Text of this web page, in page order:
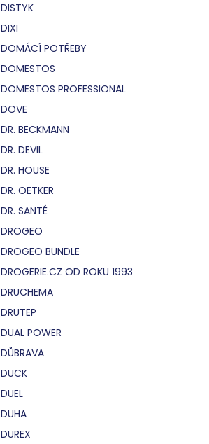
DISTYK
DIXI
DOMÁCÍ POTŘEBY
DOMESTOS
DOMESTOS PROFESSIONAL
DOVE
DR. BECKMANN
DR. DEVIL
DR. HOUSE
DR. OETKER
DR. SANTÉ
DROGEO
DROGEO BUNDLE
DROGERIE.CZ OD ROKU 1993
DRUCHEMA
DRUTEP
DUAL POWER
DŮBRAVA
DUCK
DUEL
DUHA
DUREX